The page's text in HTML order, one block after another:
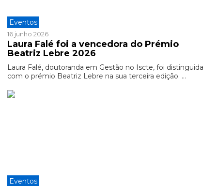
Eventos
16 junho 2026
Laura Falé foi a vencedora do Prémio
Beatriz Lebre 2026
Laura Falé, doutoranda em Gestão no Iscte, foi distinguida
com o prémio Beatriz Lebre na sua terceira edição. ...
Eventos